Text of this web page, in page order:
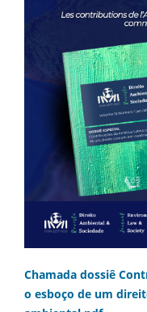
Chamada dossiê
o esboço de um